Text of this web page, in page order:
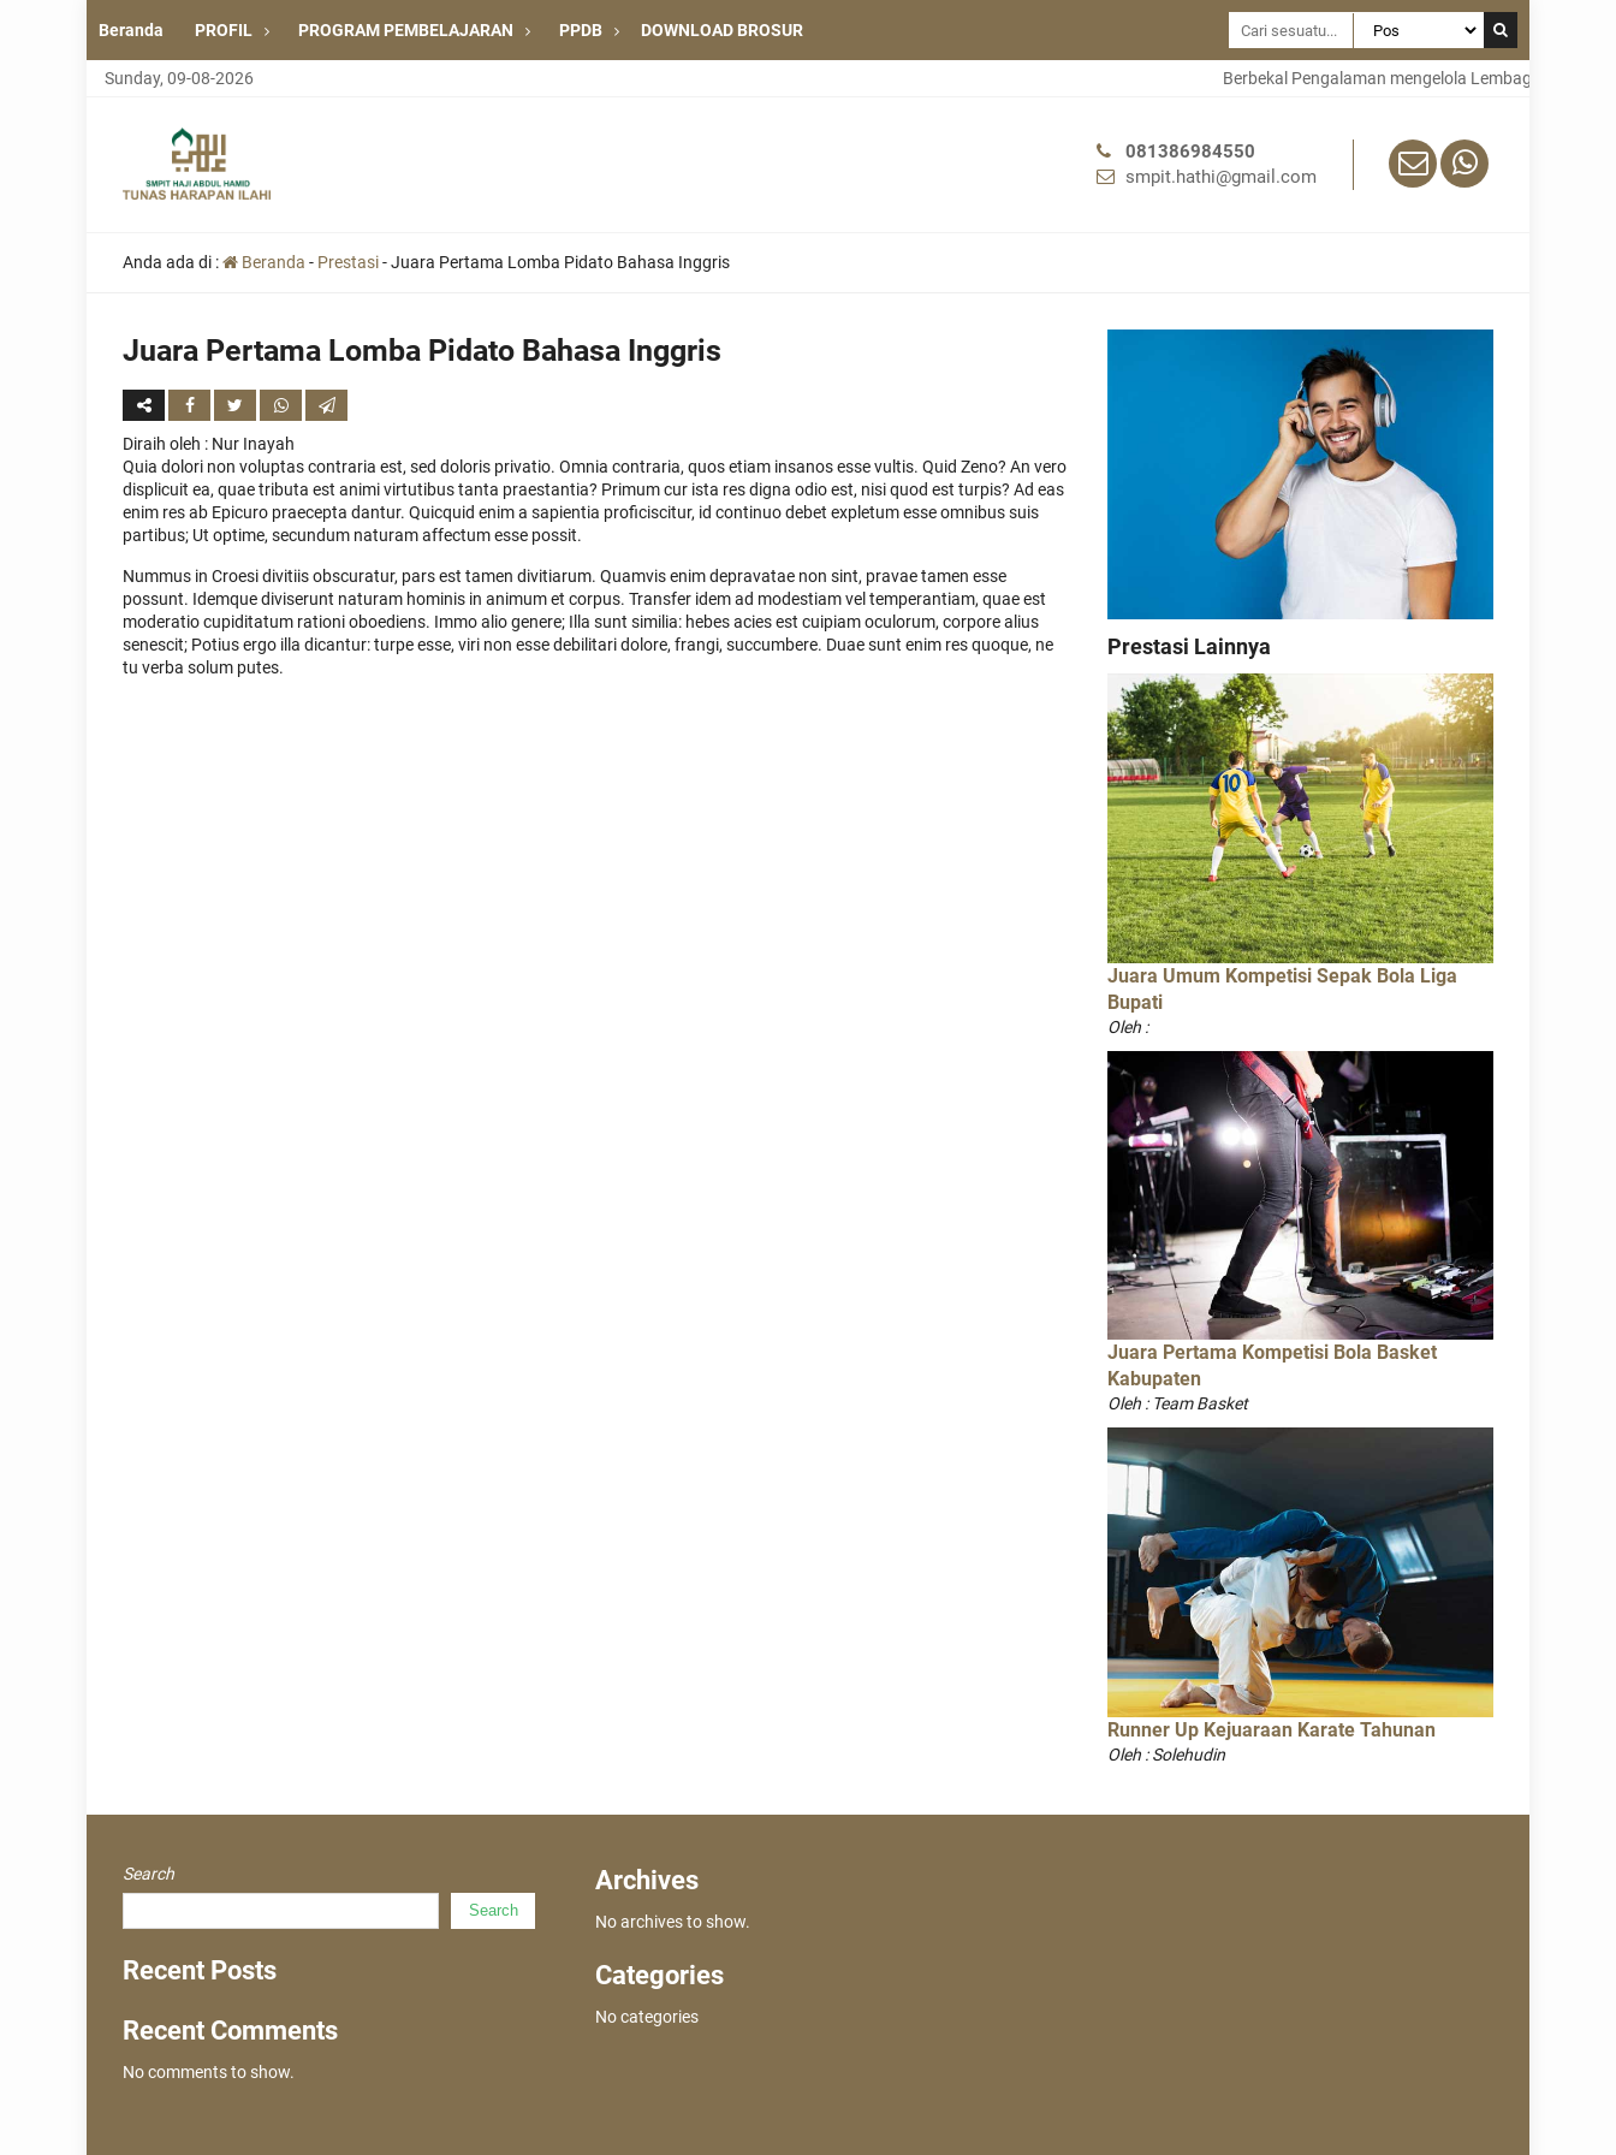
Beranda PROFIL PROGRAM PEMBELAJARAN PPDB DOWNLOAD BROSUR
Sunday, 09-08-2026 Berbekal Pengalaman mengelola Lembaga pendidikan
081386984550
smpit.hathi@gmail.com
Anda ada di : Beranda - Prestasi-Juara Pertama Lomba Pidato Bahasa Inggris
Juara Pertama Lomba Pidato Bahasa Inggris
Diraih oleh : Nur Inayah
Quia dolori non voluptas contraria est, sed doloris privatio. Omnia contraria, quos etiam insanos esse vultis. Quid Zeno? An vero
displicuit ea, quae tributa est animi virtutibus tanta praestantia? Primum cur ista res digna odio est, nisi quod est turpis? Ad eas
enim res ab Epicuro praecepta dantur. Quicquid enim a sapientia proficiscitur, id continuo debet expletum esse omnibus suis
partibus; Ut optime, secundum naturam affectum esse possit.
Nummus in Croesi divitiis obscuratur, pars est tamen divitiarum. Quamvis enim depravatae non sint, pravae tamen esse
possunt. Idemque diviserunt naturam hominis in animum et corpus. Transfer idem ad modestiam vel temperantiam, quae est
moderatio cupiditatum rationi oboediens. Immo alio genere; Illa sunt similia: hebes acies est cuipiam oculorum, corpore alius
senescit; Potius ergo illa dicantur: turpe esse, viri non esse debilitari dolore, frangi, succumbere. Duae sunt enim res quoque, ne
tu verba solum putes.
Prestasi Lainnya
Juara Umum Kompetisi Sepak Bola Liga
Bupati
Oleh :
Juara Pertama Kompetisi Bola Basket
Kabupaten
Oleh : Team Basket
Runner Up Kejuaraan Karate Tahunan
Oleh : Solehudin
Search
Search
Recent Posts
Recent Comments
No comments to show.
Archives
No archives to show.
Categories
No categories